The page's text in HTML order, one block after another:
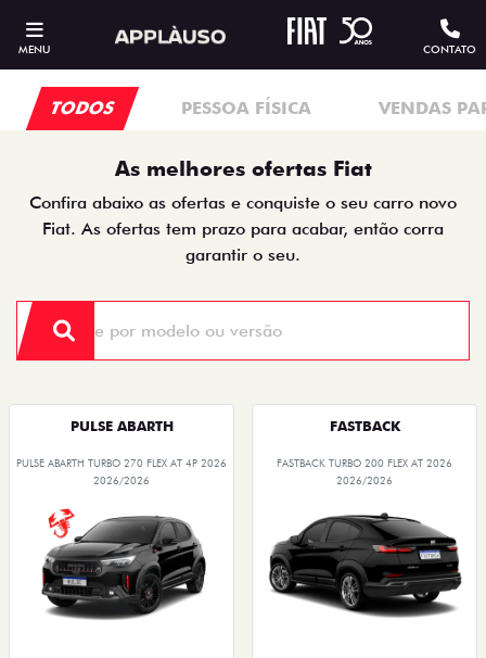
MENU CONTATO
TODOS PESSOA FÍSICA VENDAS
As melhores ofertas Fiat
Confira abaixo as ofertas e conquiste o seu carro novo
Fiat. As ofertas tem prazo para acabar, então corra
garantir o seu.
PULSE ABARTH
PULSE ABARTH TURBO 270 FLEX AT 4P 2026
2026/2026
FASTBACK
FASTBACK TURBO 200 FLEX AT 2026
2026/2026